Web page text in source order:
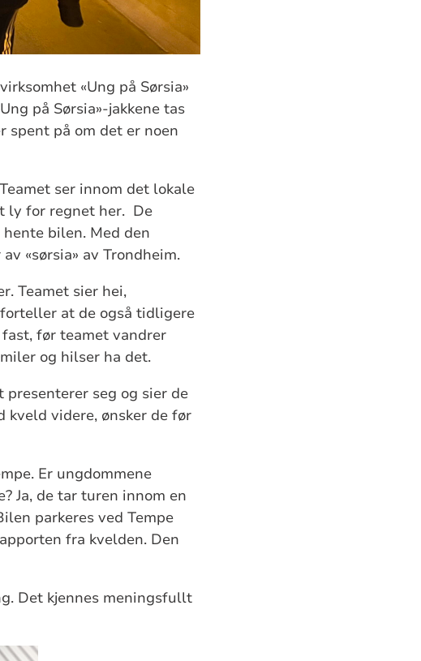
«Ung på Sørsia»
på Sørsia»-jakkene tas
spent på om det er noen
ser innom det lokale
ly for regnet her. De
bilen. Med den
«sørsia» av Trondheim.
Teamet sier hei,
at de også tidligere
før teamet vandrer
og hilser ha det.
presenterer seg og sier de
kveld videre, ønsker de før
Er ungdommene
Ja, de tar turen innom en
parkeres ved Tempe
fra kvelden. Den
Det kjennes meningsfullt